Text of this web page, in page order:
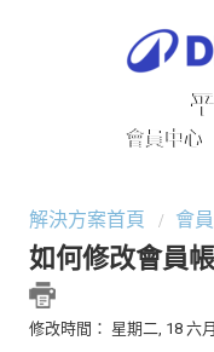
會員中心
解決方案首頁 會
如何修改會員
修改時間： 星期二, 18 六